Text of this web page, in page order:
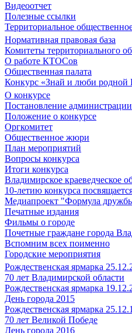
Видеоотчет
Полезные ссылки
Территориальное
Нормативная правовая база
Комитеты территориального
О работе КТОСов
Общественная палата
Конкурс «Знай и люби родной
О конкурсе
Постановление администрации
Положение о конкурсе
Оргкомитет
Общественное жюри
План мероприятий
Вопросы конкурса
Итоги конкурса
Владимирское краеведческое
10-летию конкурса
Медиапроект "Формула
Печатные издания
Фильмы о городе
Почетные граждане города
Вспомним всех поименно
Городские мероприятия
Рождественская ярмарка
70 лет Владимирской области
Рождественская ярмарка
День города 2015
Рождественская ярмарка
70 лет Великой Победе
День города 2016